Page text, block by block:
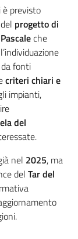
è previsto
progetto di
che
fonti
criteri chiari e
impianti,
del
nel 2025, ma
del Tar del